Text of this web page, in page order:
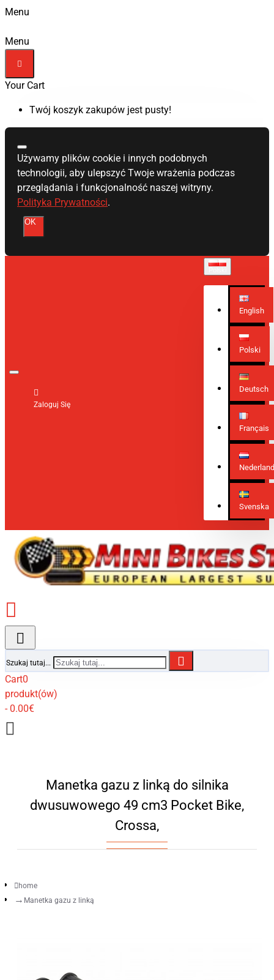
Menu
Menu
Your Cart
Twój koszyk zakupów jest pusty!
Używamy plików cookie i innych podobnych
technologii, aby ulepszyć Twoje wrażenia podczas
przeglądania i funkcjonalność naszej witryny.
Polityka Prywatności.
OK
Zaloguj Się
English
Polski
Deutsch
Français
Svenska
Szukaj tutaj...
Cart0
produkt(ów)
- 0.00€
Manetka gazu z linką do silnika
dwusuwowego 49 cm3 Pocket Bike,
Crossa,
home
Manetka gazu z linką